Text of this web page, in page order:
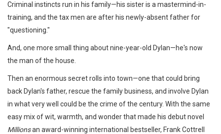
Criminal instincts run in his family—his sister is a mastermind-in-
training, and the tax men are after his newly-absent father for
"questioning."
And, one more small thing about nine-year-old Dylan—he's now
the man of the house.
Then an enormous secret rolls into town—one that could bring
back Dylan's father, rescue the family business, and involve Dylan
in what very well could be the crime of the century. With the same
easy mix of wit, warmth, and wonder that made his debut novel
Millionsan award-winning international bestseller, Frank Cottrell